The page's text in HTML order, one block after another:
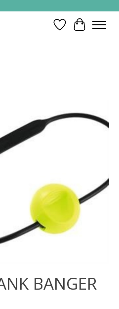
Verlanglijst
BANGER